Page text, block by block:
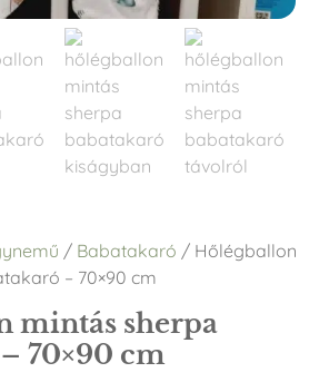
/ Babatakaró / Hőlégballon
– 70×90 cm
mintás sherpa
70×90 cm